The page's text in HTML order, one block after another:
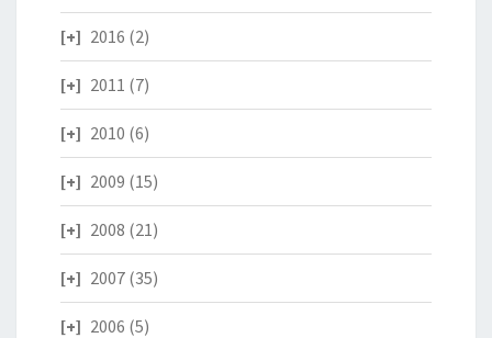
2016 (2)
2011 (7)
2010 (6)
2009 (15)
2008 (21)
2007 (35)
2006 (5)